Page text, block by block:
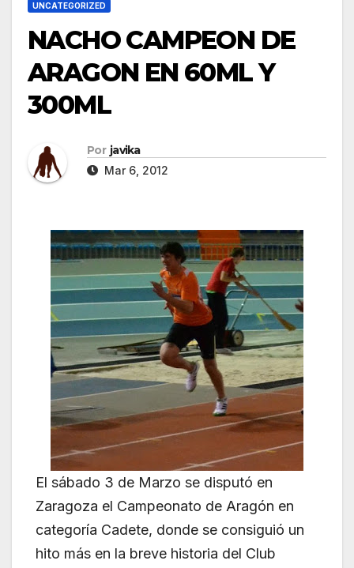
UNCATEGORIZED
NACHO CAMPEON DE
ARAGON EN 60ML Y
300ML
Por javika
Mar 6, 2012
El sábado 3 de Marzo se disputó en
Zaragoza el Campeonato de Aragón en
categoría Cadete, donde se consiguió un
hito más en la breve historia del Club